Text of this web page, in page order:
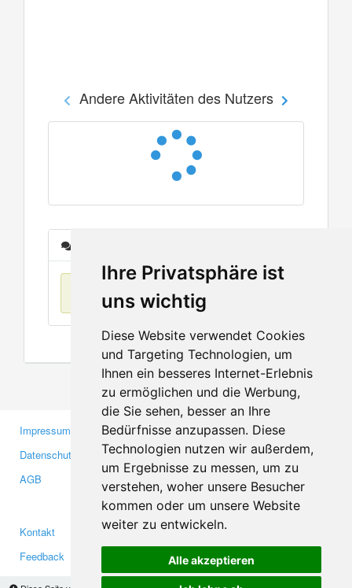
Ihre Privatsphäre ist
uns wichtig
Diese Website verwendet Cookies
und Targeting Technologien, um
Ihnen ein besseres Internet-Erlebnis
zu ermöglichen und die Werbung,
die Sie sehen, besser an Ihre
Bedürfnisse anzupassen. Diese
Technologien nutzen wir außerdem,
um Ergebnisse zu messen, um zu
verstehen, woher unsere Besucher
kommen oder um unsere Website
weiter zu entwickeln.
Alle akzeptieren
Andere Aktivitäten des Nutzers
Keine Einträge
Impressum
Datenschutzerklärung
AGB
Gewerbetreibende
Investoren
Medien
Kontakt
Feedback
Facebook
Twitter
YouTube